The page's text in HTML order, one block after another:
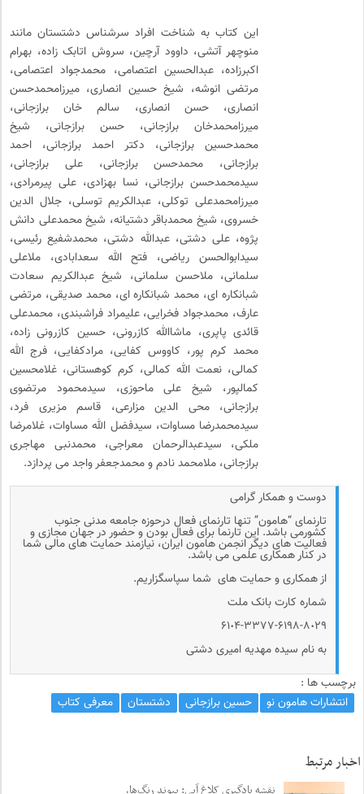
این کتاب به شناخت افراد سرشناس دشتستان مانند
منوچهر آتشی، داوود آرچین، سروش اتابک زاده، بهرام
اکبرزاده، عبدالحسین اعتصامی، محمدجواد اعتصامی،
مرتضی انوشه، شیخ حسین انصاری، میرزامحمدحسن
انصاری، حسن انصاری، سالم خان برازجانی،
میرزامحمدخان برازجانی، حسن برازجانی، شیخ
محمدحسین برازجانی، دکتر احمد برازجانی، احمد
برازجانی، محمدحسن برازجانی، علی برازجانی،
سیدمحمدحسن برازجانی، نسا بهزادی، علی پیرمرادی،
میرزامحمدعلی توکلی، عبدالکریم توسلی، جلال الدین
خسروی، شیخ محمدباقر دشتیانه، شیخ محمدعلی دانش
پژوه، علی دشتی، عبدالله دشتی، محمدشفیع رئیسی،
سیدابوالحسن ریاضی، فتح الله سعدابادی، ملاعلی
سلمانی، ملاحسن سلمانی، شیخ عبدالکریم سعادت
شبانکاره ای، محمد شبانکاره ای، محمد صدیقی، مرتضی
عارف، محمدجواد فخرایی، علیمراد فراشبندی، محمدعلی
قائدی پاپری، ماشاالله کازرونی، حسین کازرونی زاده،
محمد کرم پور، کاووس کفایی، مرادکفایی، فرج الله
کمالی، نعمت الله کمالی، کرم کوهستانی، غلامحسین
کمالپور، شیخ علی ماحوزی، سیدمحمود مرتضوی
برازجانی، محی الدین مزارعی، قاسم مزیری فرد،
سیدمحمدرضا مساوات، سیدفضل الله مساوات، غلامرضا
ملکی، سیدعبدالرحمان معراجی، محمدنبی مهاجری
برازجانی، ملامحمد نادم و محمدجعفر واجد می پردازد.
دوست و همکار گرامی
تارنمای “هامون” تنها تارنمای فعال درحوزه جامعه مدنی جنوب
کشورمی باشد. این تارنما برای فعال بودن و حضور در جهان مجازی و
فعالیت های دیگر انجمن هامون ایران، نیازمند حمایت های مالی شما
در کنار همکاری علمی می باشد.
از همکاری و حمایت های شما سپاسگزاریم.
شماره کارت بانک ملت
۶۱٠۴-۳۳۷۷-۶۱۹۸-۸٠۲۹
به نام سیده مهدیه امیری دشتی
برچسب ها :
انتشارات هامون نو
حسین برازجانی دشتستان معرفی کتاب
اخبار مرتبط